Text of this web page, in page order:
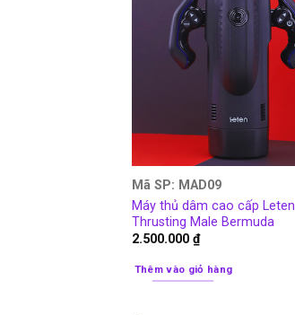
Mã SP: MAD09
Máy thủ dâm cao cấp Leten
Thrusting Male Bermuda
2.500.000 ₫
Thêm vào giỏ hàng